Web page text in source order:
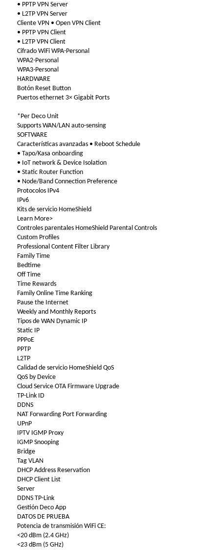
• PPTP VPN Server
• L2TP VPN Server
Cliente VPN • Open VPN Client
• PPTP VPN Client
• L2TP VPN Client
Cifrado WiFi WPA-Personal
WPA2-Personal
WPA3-Personal
HARDWARE
Botón Reset Button
Puertos ethernet 3× Gigabit Ports
*Per Deco Unit
Supports WAN/LAN auto-sensing
SOFTWARE
Características avanzadas • Reboot Schedule
• Tapo/Kasa onboarding
• IoT network & Device Isolation
• Static Router Function
• Node/Band Connection Preference
Protocolos IPv4
IPv6
Kits de servicio HomeShield
Learn More>
Controles parentales HomeShield Parental Controls
Custom Profiles
Professional Content Filter Library
Family Time
Bedtime
Off Time
Time Rewards
Family Online Time Ranking
Pause the Internet
Weekly and Monthly Reports
Tipos de WAN Dynamic IP
Static IP
PPPoE
PPTP
L2TP
Calidad de servicio HomeShield QoS
QoS by Device
Cloud Service OTA Firmware Upgrade
TP-Link ID
DDNS
NAT Forwarding Port Forwarding
UPnP
IPTV IGMP Proxy
IGMP Snooping
Bridge
Tag VLAN
DHCP Address Reservation
DHCP Client List
Server
DDNS TP-Link
Gestión Deco App
DATOS DE PRUEBA
Potencia de transmisión WiFi CE:
<20 dBm (2.4 GHz)
<23 dBm (5 GHz)